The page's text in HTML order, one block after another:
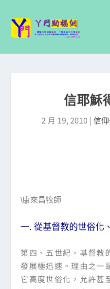
信耶穌
2 月 19, 2010 | 信
\康來昌牧師
一.從基督教的世俗化
第四、五世紀，基督教
發展極迅速。理由之一
它高度世俗化，允許甚